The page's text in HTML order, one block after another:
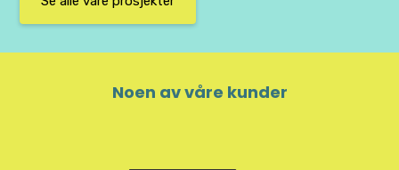
Noen av våre kunder